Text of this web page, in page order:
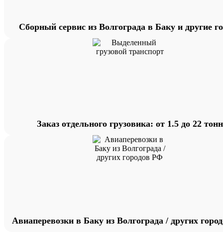
Сборный сервис из Волгограда в Баку и другие
Заказ отдельного грузовика: от 1.5 до 22 тонн
Авиаперевозки в Баку из Волгограда / других